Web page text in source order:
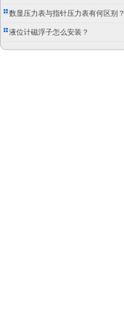
双金属温度计？
数显压力表与指针压力表有何区别？
液位计磁浮子怎么安装？